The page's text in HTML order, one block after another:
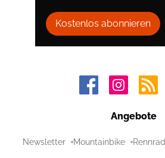
Kostenlos abonnieren
Angebote
Newsletter Mountainbike Rennrad